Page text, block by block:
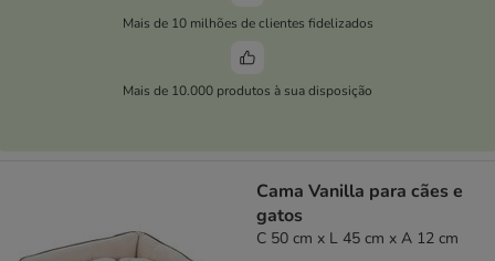
Mais de 10 milhões de clientes fidelizados
Mais de 10.000 produtos à sua disposição
Cama Vanilla para cães e
gatos
C 50 cm x L 45 cm x A 12 cm